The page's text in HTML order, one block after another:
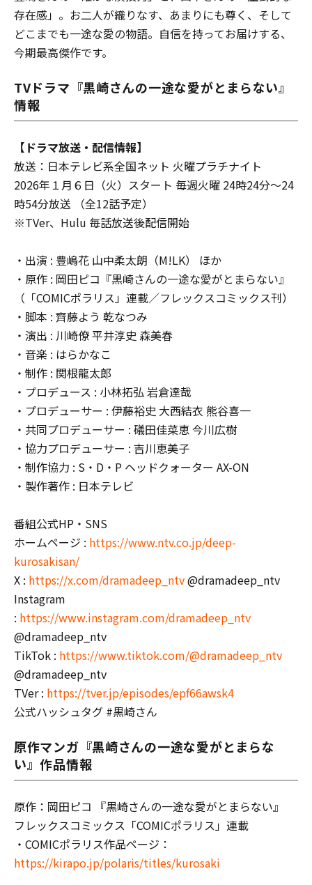
存在感」。お二人が織りなす、あまりにも尊く、そして
どこまでも一途な愛の物語。自信を持ってお届けする、
今期最高傑作です。
TVドラマ『黒崎さんの一途な愛がとまらない』
情報
【ドラマ放送・配信情報】
放送：日本テレビ系全国ネット 火曜プラチナイト
2026年１月６日（火）スタート 毎週火曜 24時24分～24
時54分放送 （全12話予定）
※TVer、Hulu 毎話放送後配信開始
・出演 : 豊嶋花 山中柔太朗（M!LK） ほか
・原作 : 岡田ピコ『黒崎さんの一途な愛がとまらない』
（「COMICポラリス」連載／フレックスコミックス刊）
・脚本 : 齊藤よう 乾なつみ
・演出 : 川崎僚 平井淳史 森美春
・音楽 : はらかなこ
・制作 : 関根龍太郎
・プロデュース : 小林拓弘 岩倉達哉
・プロデューサー : 伊藤裕史 大西結衣 熊谷喜一
・共同プロデューサー : 礒田佳菜恵 今川広樹
・協力プロデューサー : 吉川恵美子
・制作協力 : S・D・P ヘッドクォーター AX-ON
・製作著作 : 日本テレビ
番組公式HP・SNS
ホームページ : https://www.ntv.co.jp/deep-
kurosakisan/
X : https://x.com/dramadeep_ntv@dramadeep_ntv
Instagram
: https://www.instagram.com/dramadeep_ntv
@dramadeep_ntv
TikTok : https://www.tiktok.com/@dramadeep_ntv
@dramadeep_ntv
TVer : https://tver.jp/episodes/epf66awsk4
公式ハッシュタグ #黒崎さん
原作マンガ『黒崎さんの一途な愛がとまらな
い』作品情報
原作：岡田ピコ 『黒崎さんの一途な愛がとまらない』
フレックスコミックス「COMICポラリス」連載
・COMICポラリス作品ページ：
https://kirapo.jp/polaris/titles/kurosaki